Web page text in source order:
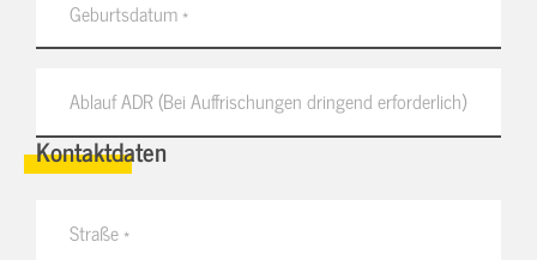
Kontaktdaten